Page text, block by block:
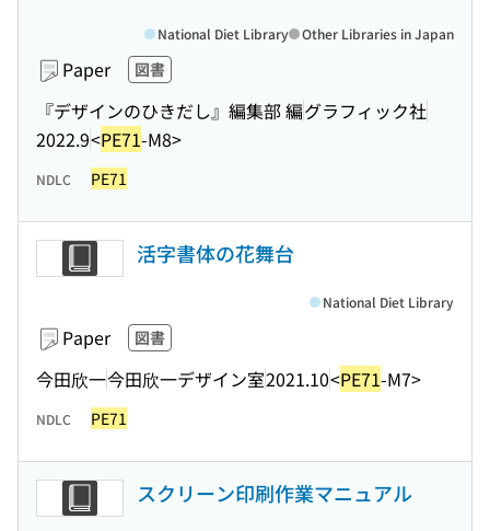
Paper 図書
『デザインのひきだし』編集部 編グラフィック社
2022.9<PE71-M8>
National Diet Library Other Libraries in Japan
NDLC PE71
活字書体の花舞台
Paper 図書
今田欣一今田欣一デザイン室2021.10<PE71-M7>
National Diet Library
NDLC PE71
スクリーン印刷作業マニュアル